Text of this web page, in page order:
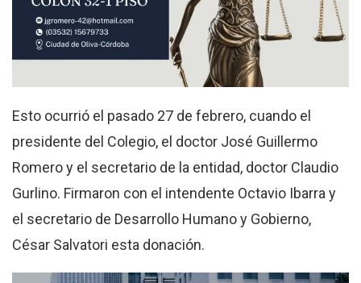
Esto ocurrió el pasado 27 de febrero, cuando el
presidente del Colegio, el doctor José Guillermo
Romero y el secretario de la entidad, doctor Claudio
Gurlino. Firmaron con el intendente Octavio Ibarra y
el secretario de Desarrollo Humano y Gobierno,
César Salvatori esta donación.